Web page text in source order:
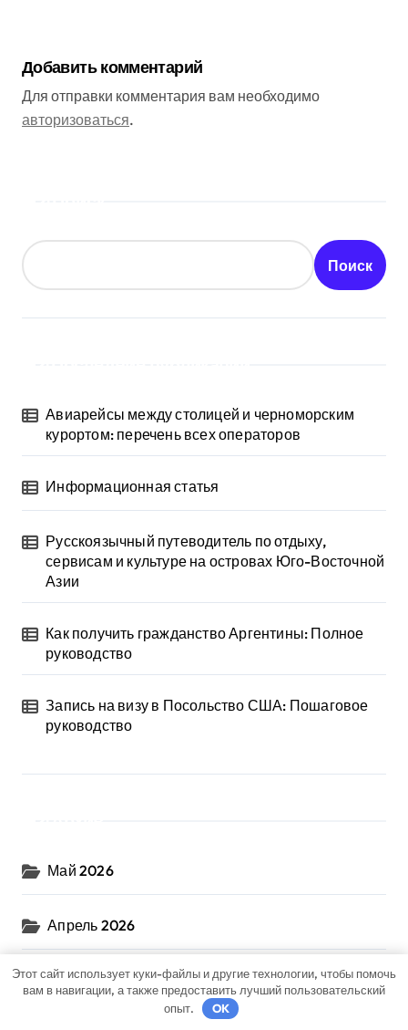
Добавить комментарий
Для отправки комментария вам необходимо
авторизоваться.
Поиск
Авиарейсы между столицей и черноморским
курортом: перечень всех операторов
Информационная статья
Русскоязычный путеводитель по отдыху,
сервисам и культуре на островах Юго-Восточной
Азии
Как получить гражданство Аргентины: Полное
руководство
Запись на визу в Посольство США: Пошаговое
руководство
Май 2026
Апрель 2026
Март 2026
Этот сайт использует куки-файлы и другие технологии, чтобы помочь
вам в навигации, а также предоставить лучший пользовательский
опыт.
OK